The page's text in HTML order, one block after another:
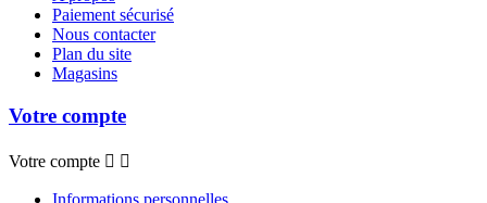
Paiement sécurisé
Nous contacter
Plan du site
Magasins
Votre compte
Votre compte  
Informations personnelles